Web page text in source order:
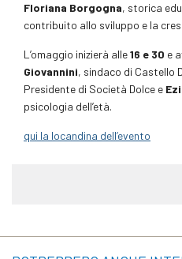
Floriana Borgogna, storica
contribuito allo sviluppo e la
L’omaggio inizierà alle16 e 30 e
Giovannini, sindaco di Castello
Presidente di Società Dolce e
psicologia dell’età.
qui la locandina dell’evento